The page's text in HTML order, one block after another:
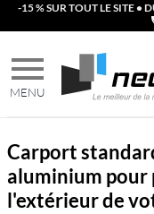
-15 % SUR TOUT LE SITE •
Carport
aluminium pour
l'extérieur de